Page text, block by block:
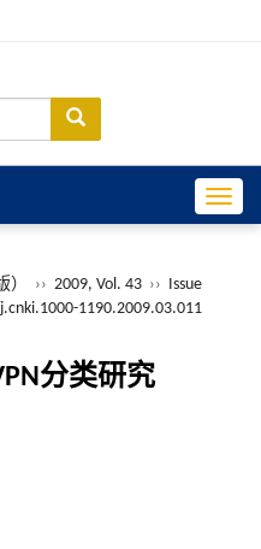
›› 2009, Vol. 43 ›› Issue
1190.2009.03.011
分类研究